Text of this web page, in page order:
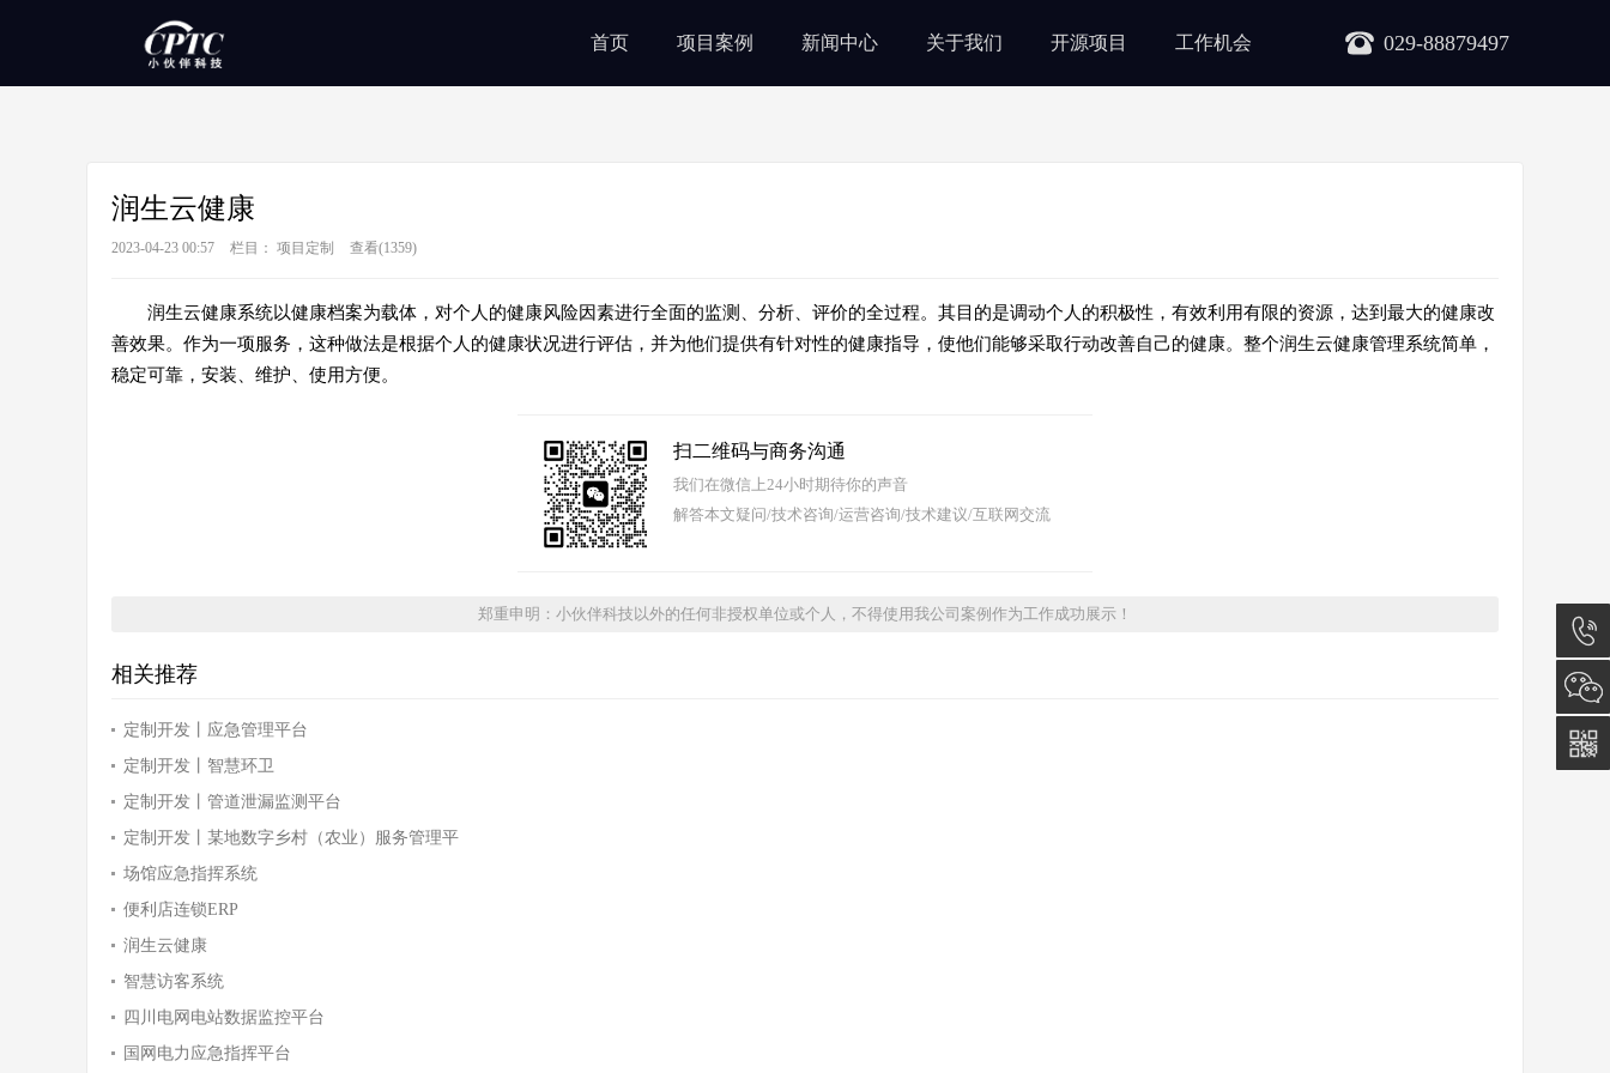
029-88879497
首页 项目案例 新闻中心 关于我们 开源项目 工作机会
润生云健康
2023-04-23 00:57 栏目： 项目定制 查看(1359)
润生云健康系统以健康档案为载体，对个人的健康风险因素进行全面的监测、分析、评价的全过程。其目的是调动个人的积极性，有效利用有限的资源，达到最大的健康改
善效果。作为一项服务，这种做法是根据个人的健康状况进行评估，并为他们提供有针对性的健康指导，使他们能够采取行动改善自己的健康。整个润生云健康管理系统简单，
稳定可靠，安装、维护、使用方便。
扫二维码与商务沟通
我们在微信上24小时期待你的声音
解答本文疑问/技术咨询/运营咨询/技术建议/互联网交流
郑重申明：小伙伴科技以外的任何非授权单位或个人，不得使用我公司案例作为工作成功展示！
相关推荐
定制开发丨应急管理平台
定制开发丨智慧环卫
定制开发丨管道泄漏监测平台
定制开发丨某地数字乡村（农业）服务管理平
场馆应急指挥系统
便利店连锁ERP
润生云健康
智慧访客系统
四川电网电站数据监控平台
国网电力应急指挥平台
029-